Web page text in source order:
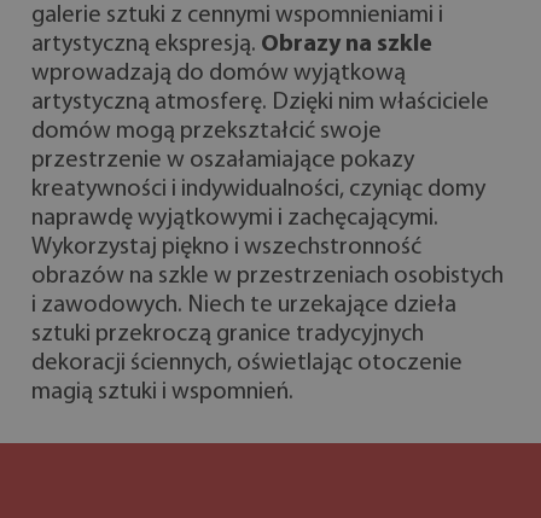
galerie sztuki z cennymi wspomnieniami i
artystyczną ekspresją. Obrazy na szkle
wprowadzają do domów wyjątkową
artystyczną atmosferę. Dzięki nim właściciele
domów mogą przekształcić swoje
przestrzenie w oszałamiające pokazy
kreatywności i indywidualności, czyniąc domy
naprawdę wyjątkowymi i zachęcającymi.
Wykorzystaj piękno i wszechstronność
obrazów na szkle w przestrzeniach osobistych
i zawodowych. Niech te urzekające dzieła
sztuki przekroczą granice tradycyjnych
dekoracji ściennych, oświetlając otoczenie
magią sztuki i wspomnień.